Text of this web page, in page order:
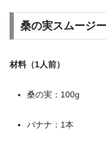
桑の実スムージ
材料（1人前）
桑の実：100g
バナナ：1本